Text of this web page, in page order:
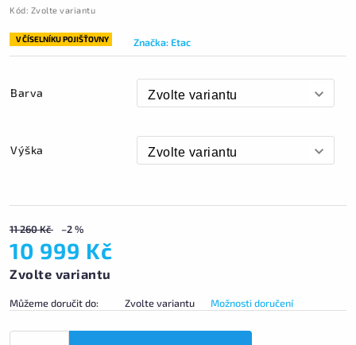
Kód: Zvolte variantu
V ČÍSELNÍKU POJIŠŤOVNY Značka:Etac
Barva
Výška
11 260 Kč –2 %
10 999 Kč
Zvolte variantu
Můžeme doručit do: Zvolte variantu Možnosti doručení